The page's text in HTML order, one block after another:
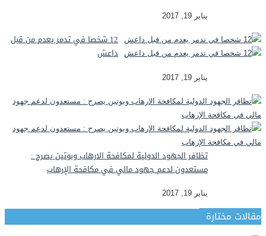
يناير 19, 2017
12 شخصا في تدمر يعدم من قبل
داعش
يناير 19, 2017
تظافر الجهود الدولية لمكافحة الارهاب وبوتين يصرح :
مستعدون لدعم جهود مالي في مكافحة الإرهاب
يناير 19, 2017
مقالات مختارة